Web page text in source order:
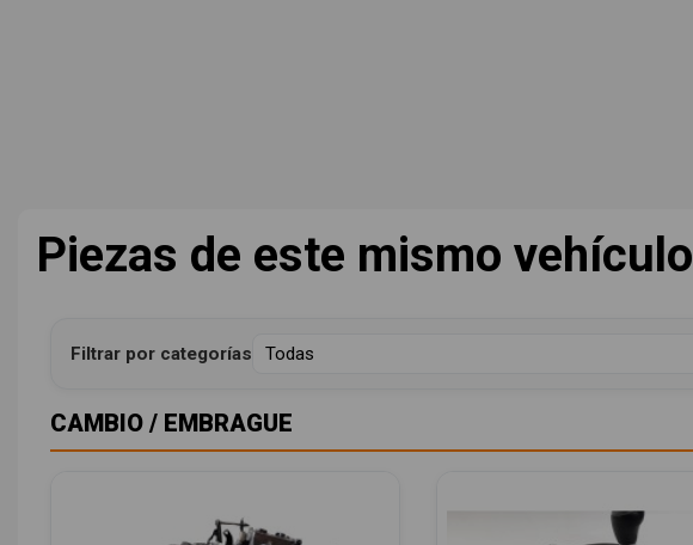
Piezas de este mismo vehículo
Filtrar por categorías
CAMBIO / EMBRAGUE